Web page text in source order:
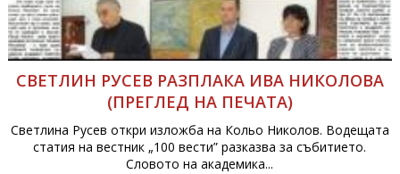
СВЕТЛИН РУСЕВ РАЗПЛАКА ИВА НИКОЛОВА
(ПРЕГЛЕД НА ПЕЧАТА)
Светлина Русев откри изложба на Кольо Николов. Водещата
статия на вестник „100 вести” разказва за събитието.
Словото на академика...